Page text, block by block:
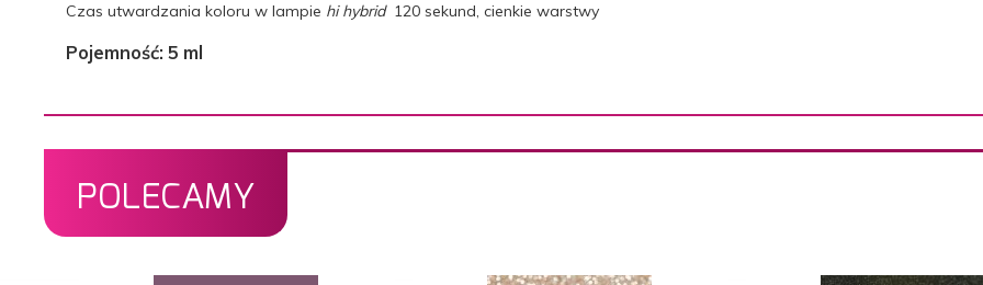
Czas utwardzania koloru w lampie hi hybrid 120 sekund, cienkie warstwy
Pojemność: 5 ml
POLECAMY